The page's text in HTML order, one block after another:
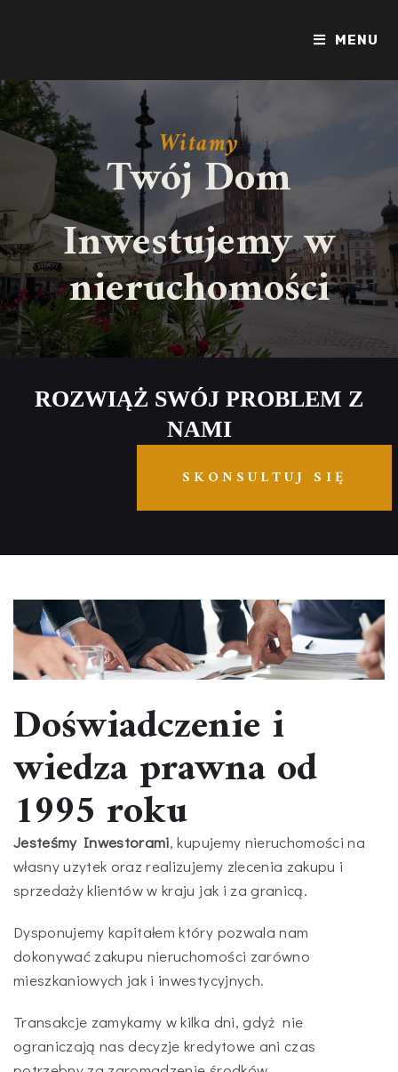
MENU
Witamy
Twój Dom
Inwestujemy w
nieruchomości
ROZWIĄŻ SWÓJ PROBLEM Z
NAMI
SKONSULTUJ SIĘ
Doświadczenie i
wiedza prawna od
1995 roku
Jesteśmy Inwestorami, kupujemy nieruchomości na
własny uzytek oraz realizujemy zlecenia zakupu i
sprzedaży klientów w kraju jak i za granicą.
Dysponujemy kapitałem który pozwala nam
dokonywać zakupu nieruchomości zarówno
mieszkaniowych jak i inwestycyjnych.
Transakcje zamykamy w kilka dni, gdyż nie
ograniczają nas decyzje kredytowe ani czas